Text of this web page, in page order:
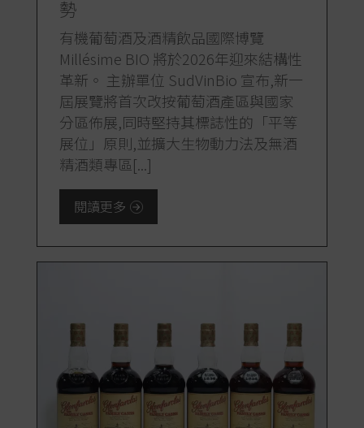
勢
有機葡萄酒及酒精飲品國際博覽
Millésime BIO 將於2026年迎來結構性
革新。 主辦單位 SudVinBio 宣布,新一
屆展覽將首次改按葡萄酒產區與國家
分區佈展,同時堅持其標誌性的「平等
展位」原則,並擴大生物動力法及無酒
精酒類專區[...]
閱讀更多